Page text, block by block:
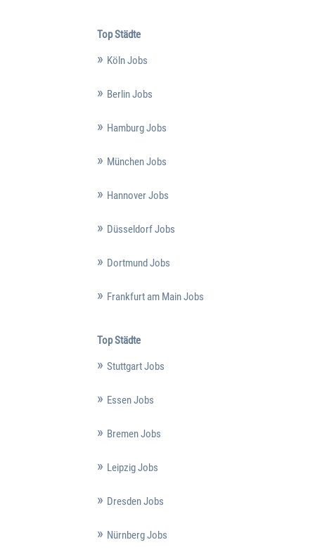
Top Städte
Köln Jobs
Berlin Jobs
Hamburg Jobs
München Jobs
Hannover Jobs
Düsseldorf Jobs
Dortmund Jobs
Frankfurt am Main Jobs
Top Städte
Stuttgart Jobs
Essen Jobs
Bremen Jobs
Leipzig Jobs
Dresden Jobs
Nürnberg Jobs